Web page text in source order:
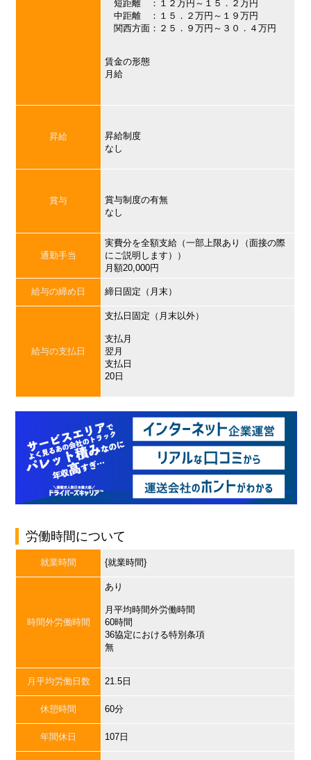
短距離 ：１２万円～１５．２万円
中距離 ：１５．２万円～１９万円
関西方面：２５．９万円～３０．４万円
賃金の形態
月給
昇給
昇給制度
なし
賞与
賞与制度の有無
なし
通勤手当
実費分を全額支給（一部上限あり（面接の際
にご説明します））
月額20,000円
給与の締め日 締日固定（月末）
給与の支払日
支払日固定（月末以外）
支払月
翌月
支払日
20日
労働時間について
就業時間 {就業時間}
時間外労働時間
あり
月平均時間外労働時間
60時間
36協定における特別条項
無
月平均労働日数 21.5日
休憩時間 60分
年間休日 107日